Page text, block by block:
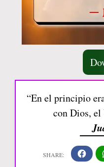
“En el principio
con Dios, el